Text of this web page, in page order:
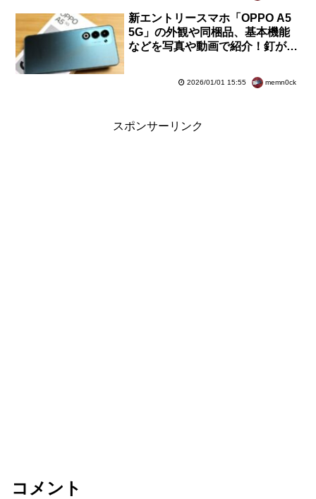
新エントリースマホ「OPPO A5
5G」の外観や同梱品、基本機能
などを写真や動画で紹介！釘が打
2026/01/01 15:55 memn0ck
スポンサーリンク
コメント